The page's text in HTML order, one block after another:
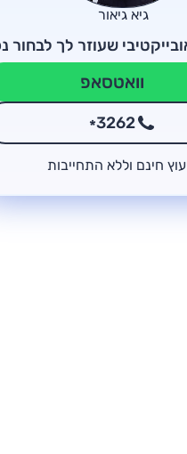
גיא גיאור
שעוזר לך לבחור
וואטסאפ
*3262
חינם וללא התחייבות